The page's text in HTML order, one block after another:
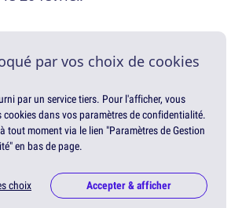
par vos choix de cookies
par un service tiers. Pour l'afficher, vous
cookies dans vos paramètres de confidentialité.
tout moment via le lien "Paramètres de Gestion
en bas de page.
choix Accepter & afficher